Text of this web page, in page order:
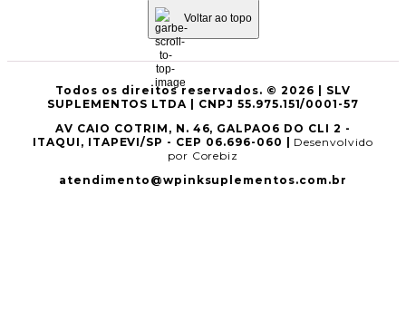
Voltar ao topo
Todos os direitos reservados. © 2026 | SLV
SUPLEMENTOS LTDA | CNPJ 55.975.151/0001-57
AV CAIO COTRIM, N. 46, GALPAO6 DO CLI 2 -
ITAQUI, ITAPEVI/SP - CEP 06.696-060 | Desenvolvido
por Corebiz
atendimento@wpinksuplementos.com.br